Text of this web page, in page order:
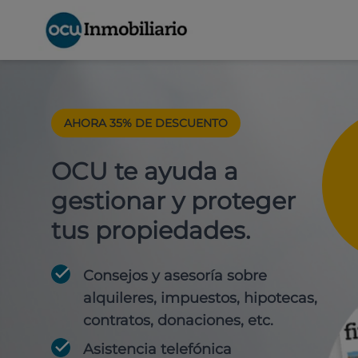
AHORA 35% DE DESCUENTO
OCU te ayuda a
gestionar y proteger
tus propiedades.
Consejos y asesoría sobre
alquileres, impuestos, hipotecas,
contratos, donaciones, etc.
Asistencia telefónica